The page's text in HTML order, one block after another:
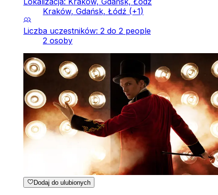
Kraków, Gdańsk, Łódź (+1)
Liczba uczestników: 2 do 2 people
2 osoby
Dodaj do ulubionych